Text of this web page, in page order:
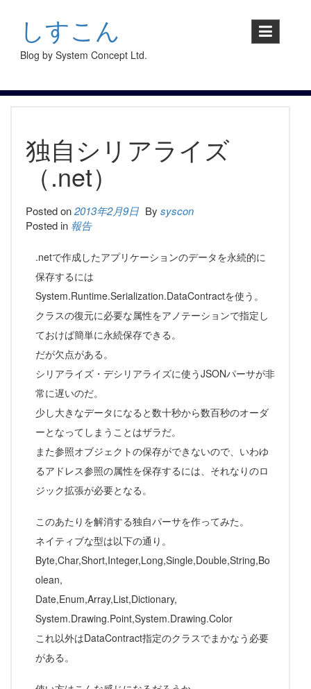
c
しすこん
Blog by System Concept Ltd.
独自シリアライズ
（.net）
Posted on2013年2月9日 By syscon
Posted in 報告
.netで作成したアプリケーションのデータを永続的に
保存するには
System.Runtime.Serialization.DataContractを使う。
クラスの復元に必要な属性をアノテーションで指定し
ておけば簡単に永続保存できる。
だが欠点がある。
シリアライズ・デシリアライズに使うJSONパーサが非
常に遅いのだ。
少し大きなデータになると数十秒から数百秒のオーダ
ーとなってしまうことはザラだ。
また参照オブジェクトの保存ができないので、いわゆ
るアドレス参照の属性を保存するには、それなりのロ
ジック拡張が必要となる。
このあたりを解消する独自パーサを作ってみた。
ネイティブな型は以下の通り。
Byte,Char,Short,Integer,Long,Single,Double,String,Bo
olean,
Date,Enum,Array,List,Dictionary,
System.Drawing.Point,System.Drawing.Color
これ以外はDataContract指定のクラスでまかなう必要
がある。